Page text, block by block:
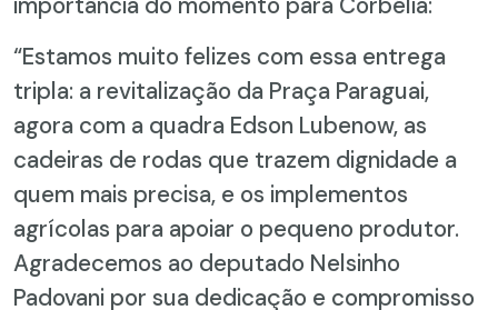
“Estamos muito felizes com essa entrega
tripla: a revitalização da Praça Paraguai,
agora com a quadra Edson Lubenow, as
cadeiras de rodas que trazem dignidade a
quem mais precisa, e os implementos
agrícolas para apoiar o pequeno produtor.
Agradecemos ao deputado Nelsinho
Padovani por sua dedicação e compromisso